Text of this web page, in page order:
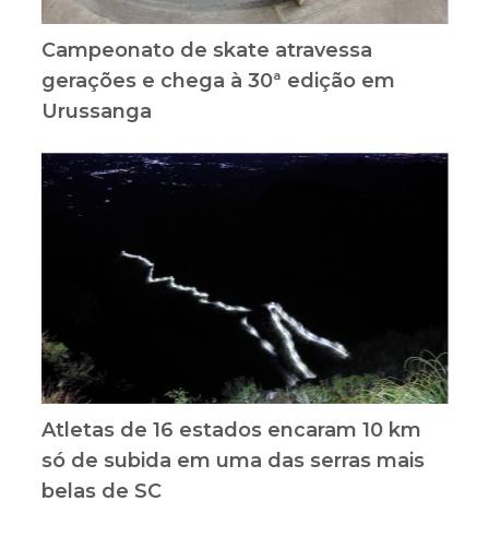
Campeonato de skate atravessa
gerações e chega à 30ª edição em
Urussanga
Atletas de 16 estados encaram 10 km
só de subida em uma das serras mais
belas de SC